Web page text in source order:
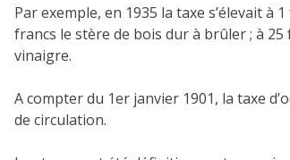
Par exemple, en 1935 la taxe s’élevait
francs le stère de bois dur à brûler ; à
vinaigre.
A compter du 1er janvier 1901, la taxe
de circulation.